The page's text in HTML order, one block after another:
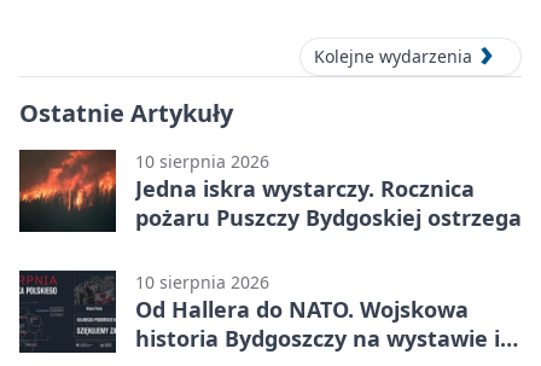
Kolejne wydarzenia
Ostatnie Artykuły
10 sierpnia 2026
Jedna iskra wystarczy. Rocznica
pożaru Puszczy Bydgoskiej ostrzega
10 sierpnia 2026
Od Hallera do NATO. Wojskowa
historia Bydgoszczy na wystawie i